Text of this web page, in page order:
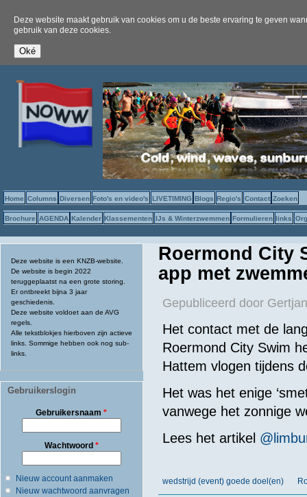
Deze website maakt gebruik van cookies om u de beste ervaring te geven
gebruik van deze cookies.
Home Columns Diversen Foto's en video's LIVETIMING Blogs Regio's Contact Zoeken
Brochure AGENDA Kalender Klassementen IJs & Winterzwemmen Formulieren links
Deze website is een KNZB-website.
De website is begin 2022
teruggeplaatst na een grote storing.
Er ontbreekt bijna 3 jaar
geschiedenis.
Deze website voldoet aan de AVG
regels.
Alle tekstblokjes hierboven zijn actieve
links. Sommige hebben ook nog sub-
links.
Gebruikerslogin
Gebruikersnaam*
Wachtwoord *
Nieuw account aanmaken
Nieuw wachtwoord aanvragen
Roermond City
app met
Gepubliceerd door
Het contact met de
Roermond City Swim
Hattem vlogen tijdens
Hetwas het enige‘
vanwege het zonnige
Lees het artikel
wedstrijd (event) goede doel(en)